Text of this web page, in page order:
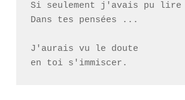
Si seulement j'avais pu lire
Dans tes pensées ...
J'aurais vu le doute
en toi s'immiscer.